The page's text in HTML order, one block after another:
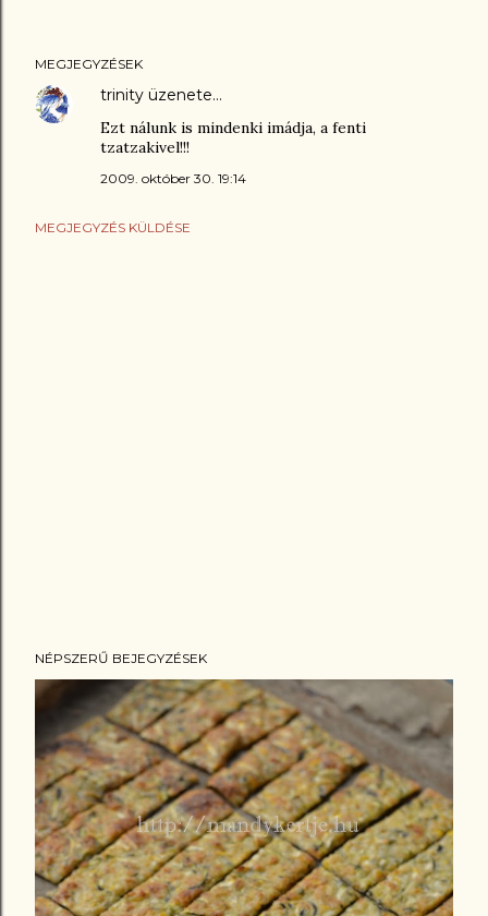
MEGJEGYZÉSEK
trinity üzenete…
Ezt nálunk is mindenki imádja, a fenti
tzatzakivel!!!
2009. október 30. 19:14
MEGJEGYZÉS KÜLDÉSE
NÉPSZERŰ BEJEGYZÉSEK